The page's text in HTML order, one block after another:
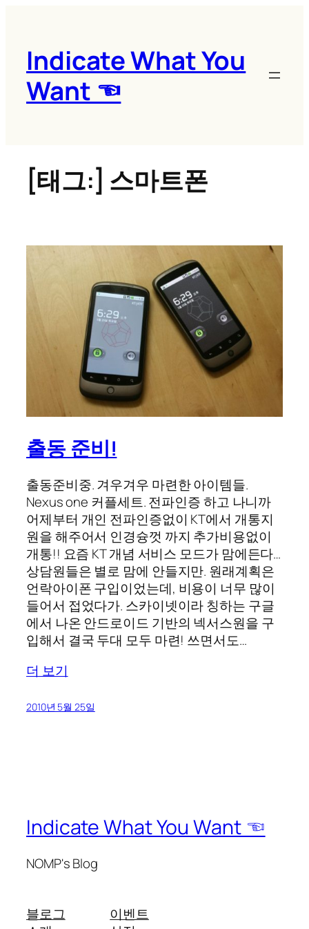
Indicate What You
Want ☜
[태그:] 스마트폰
출동 준비!
출동준비중. 겨우겨우 마련한 아이템들.
Nexus one 커플세트. 전파인증 하고 나니까
어제부터 개인 전파인증없이 KT에서 개통지
원을 해주어서 인경슝껏 까지 추가비용없이
개통!! 요즘 KT 개념 서비스 모드가 맘에든다…
상담원들은 별로 맘에 안들지만. 원래계획은
언락아이폰 구입이었는데, 비용이 너무 많이
들어서 접었다가. 스카이넷이라 칭하는 구글
에서 나온 안드로이드 기반의 넥서스원을 구
입해서 결국 두대 모두 마련! 쓰면서도…
더 보기
2010년 5월 25일
Indicate What You Want ☜
NOMP's Blog
블로그
이벤트